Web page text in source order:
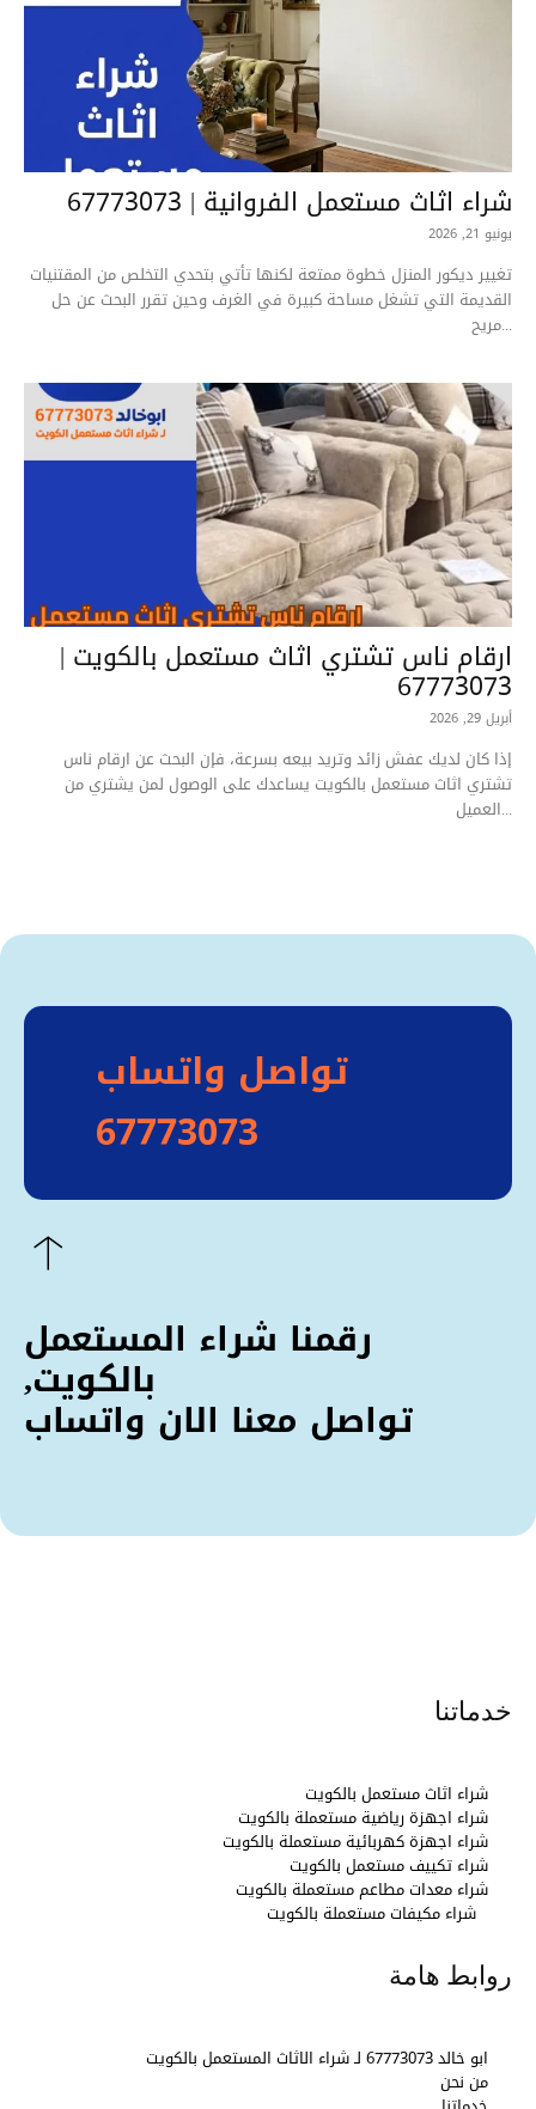
شراء اثاث مستعمل الفروانية | 67773073
يونيو 21, 2026
تغيير ديكور المنزل خطوة ممتعة لكنها تأتي بتحدي التخلص من المقتنيات
القديمة التي تشغل مساحة كبيرة في الغرف وحين تقرر البحث عن حل
مريح...
ارقام ناس تشتري اثاث مستعمل بالكويت |
67773073
أبريل 29, 2026
إذا كان لديك عفش زائد وتريد بيعه بسرعة، فإن البحث عن ارقام ناس
تشتري اثاث مستعمل بالكويت يساعدك على الوصول لمن يشتري من
العميل...
تواصل واتساب
67773073
رقمنا شراء المستعمل
بالكويت,
تواصل معنا الان واتساب
خدماتنا
شراء اثاث مستعمل بالكويت
شراء اجهزة رياضية مستعملة بالكويت
شراء اجهزة كهربائية مستعملة بالكويت
شراء تكييف مستعمل بالكويت
شراء معدات مطاعم مستعملة بالكويت
شراء مكيفات مستعملة بالكويت
روابط هامة
ابو خالد 67773073 لـ شراء الاثاث المستعمل بالكويت
من نحن